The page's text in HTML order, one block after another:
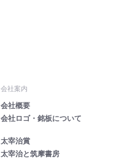
会社案内
会社概要
会社ロゴ・銘板について
太宰治賞
太宰治と筑摩書房